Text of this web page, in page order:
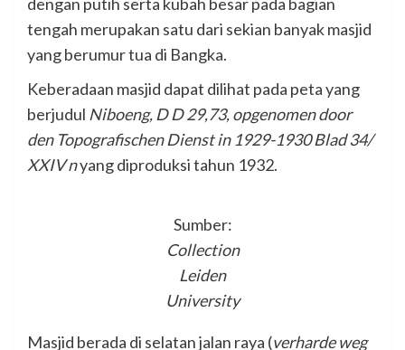
dengan putih serta kubah besar pada bagian
tengah merupakan satu dari sekian banyak masjid
yang berumur tua di Bangka.
Keberadaan masjid dapat dilihat pada peta yang
berjudul Niboeng, D D 29,73, opgenomen door
den Topografischen Dienst in 1929-1930 Blad 34/
XXIV nyang diproduksi tahun 1932.
Sumber:
Collection
Leiden
University
Masjid berada di selatan jalan raya (verharde weg